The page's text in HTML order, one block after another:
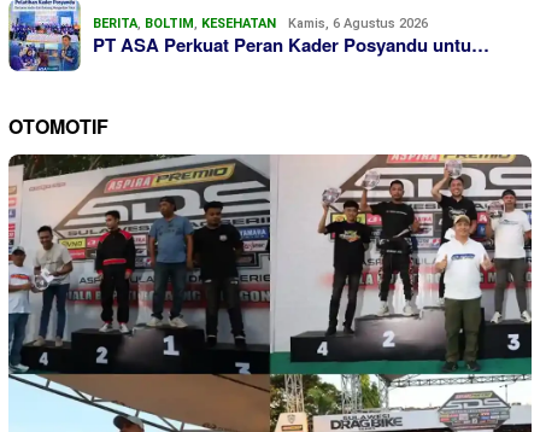
BERITA, BOLTIM, KESEHATAN Kamis, 6 Agustus 2026
PT ASA Perkuat Peran Kader Posyandu untu…
OTOMOTIF